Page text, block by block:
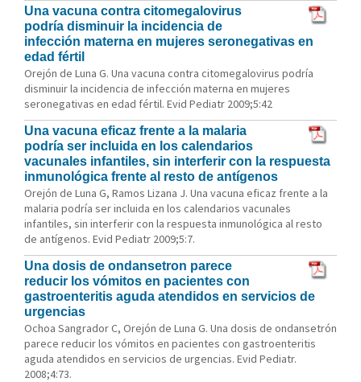
Una vacuna contra citomegalovirus
podría disminuir la incidencia de
infección materna en mujeres seronegativas en
edad fértil
Orejón de Luna G. Una vacuna contra citomegalovirus podría
disminuir la incidencia de infección materna en mujeres
seronegativas en edad fértil. Evid Pediatr 2009;5:42
Una vacuna eficaz frente a la malaria
podría ser incluida en los calendarios
vacunales infantiles, sin interferir con la respuesta
inmunológica frente al resto de antígenos
Orejón de Luna G, Ramos Lizana J. Una vacuna eficaz frente a la
malaria podría ser incluida en los calendarios vacunales
infantiles, sin interferir con la respuesta inmunológica al resto
de antígenos. Evid Pediatr 2009;5:7.
Una dosis de ondansetron parece
reducir los vómitos en pacientes con
gastroenteritis aguda atendidos en servicios de
urgencias
Ochoa Sangrador C, Orejón de Luna G. Una dosis de ondansetrón
parece reducir los vómitos en pacientes con gastroenteritis
aguda atendidos en servicios de urgencias. Evid Pediatr.
2008;4:73.